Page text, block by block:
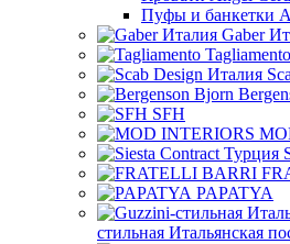
Пуфы и банкетки
Gaber
Tagliamento
SFH
PAPATYA
стильная Итальянская